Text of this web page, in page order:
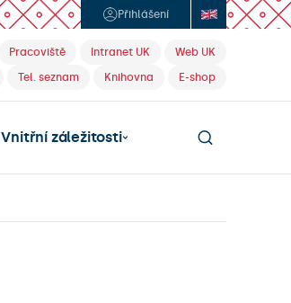
Přihlášení
Pracoviště Intranet UK
Web UK
Tel. seznam Knihovna E-shop
Vnitřní záležitosti